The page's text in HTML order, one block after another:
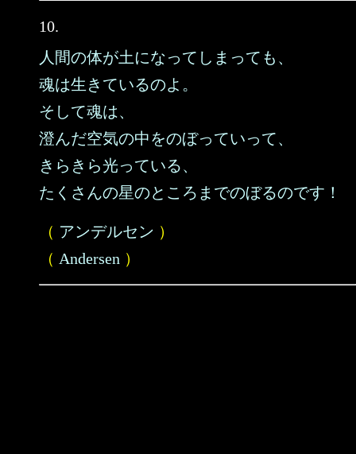
10.
人間の体が土になってしまっても、
魂は生きているのよ。
そして魂は、
澄んだ空気の中をのぼっていって、
きらきら光っている、
たくさんの星のところまでのぼるのです！
（ アンデルセン ）
（ Andersen ）